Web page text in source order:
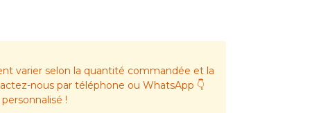
varier selon la quantité commandée et la
nous par téléphone ou WhatsApp 👇
!